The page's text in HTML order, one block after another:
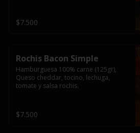
$7.500
Rochis Bacon Simple
Hamburguesa 100% carne (125gr),
Queso cheddar, tocino, lechuga,
tomate y salsa rochis.
$7.500